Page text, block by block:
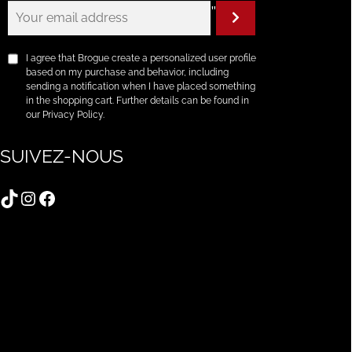
"
I agree that Brogue create a personalized user profile
based on my purchase and behavior, including
sending a notification when I have placed something
in the shopping cart. Further details can be found in
our Privacy Policy.
SUIVEZ-NOUS
TikTok
Instagram
Facebook